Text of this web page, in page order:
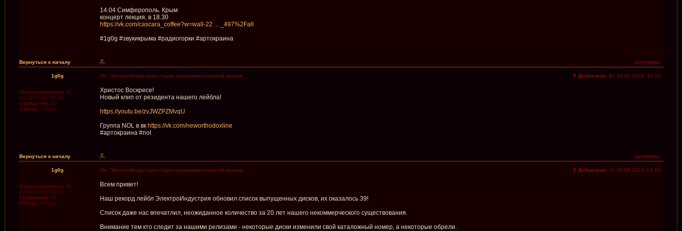
14.04 Симферополь. Крым
концерт лекция, в 18.30
https://vk.com/cascara_coffee?w=wall-22 ... _497%2Fall
#1g0g #звукикрыма #радиогорки #артокраина
Вернуться к началу
1g0g Re: ЭлектроИндустрия студия экспериментальной музыки Добавлено: Вт 14.05.2024, 12:13
Зарегистрирован: Вс
12.10.2008, 20:30
Сообщения: 61
Откуда: Питер
Христос Воскресе!
Новый клип от резидента нашего лейбла!
https://youtu.be/zvJWZPZMvqU
Группа NOL в вк https://vk.com/neworthodoxline
#артокраина #nol
Вернуться к началу
1g0g Re: ЭлектроИндустрия студия экспериментальной музыки Добавлено: Чт 19.09.2024, 01:12
Зарегистрирован: Вс
12.10.2008, 20:30
Сообщения: 61
Откуда: Питер
Всем привет!
Наш рекорд лейбл ЭлектроИндустрия обновил список выпущенных дисков, их оказалось 39!
Список даже нас впечатлил, неожиданное количество за 20 лет нашего некоммерческого существования.
Внимание тем кто следит за нашими релизами - некоторые диски изменили свой каталожный номер, а некоторые обрели.